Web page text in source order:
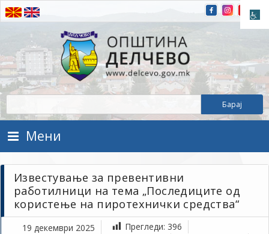
Прескокнете на содржината
Општина Делчево
Општина Делчево
Мени
Известување за превентивни
работилници на тема „Последиците од
користење на пиротехнички средства“
19 декември 2025 Прегледи: 396